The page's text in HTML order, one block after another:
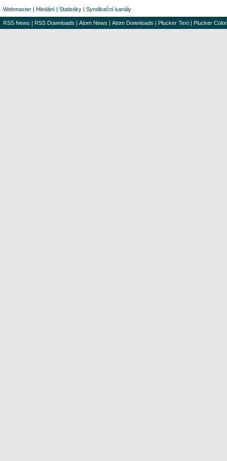
Webmaster | Hledání | Statistiky | Syndikační kanály
RSS News | RSS Downloads | Atom News | Atom Downloads | Plucker Text | Plucker Color